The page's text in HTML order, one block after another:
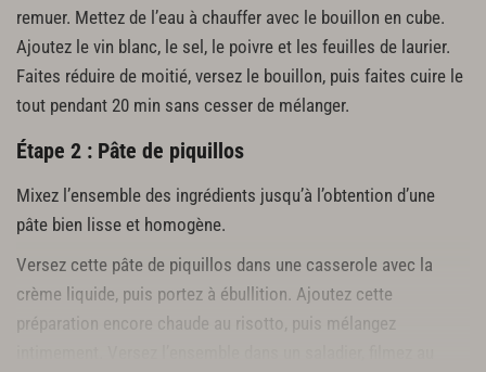
remuer. Mettez de l’eau à chauffer avec le bouillon en cube.
Ajoutez le vin blanc, le sel, le poivre et les feuilles de laurier.
Faites réduire de moitié, versez le bouillon, puis faites cuire le
tout pendant 20 min sans cesser de mélanger.
Étape 2 : Pâte de piquillos
Mixez l’ensemble des ingrédients jusqu’à l’obtention d’une
pâte bien lisse et homogène.
Versez cette pâte de piquillos dans une casserole avec la
crème liquide, puis portez à ébullition. Ajoutez cette
préparation encore chaude au risotto, puis mélangez